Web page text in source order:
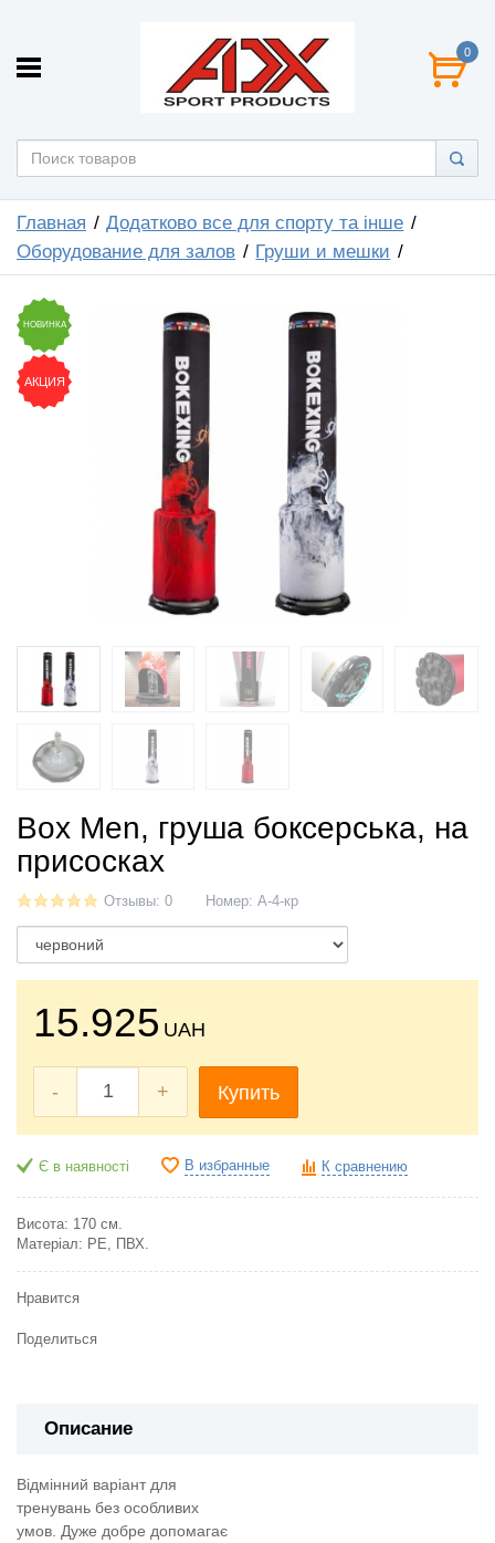
0
Главная
Додатково все для спорту та інше
Оборудование для залов
Груши и мешки
НОВИНКА
АКЦИЯ
Вох Men, груша боксерська, на
присосках
Отзывы: 0 Номер: А-4-кр
15.925 UAH
- + Купить
Є в наявності В избранные К сравнению
Висота: 170 см.
Матеріал: PE, ПВХ.
Нравится
Поделиться
Описание
Відмінний варіант для
тренувань без особливих
умов. Дуже добре допомагає